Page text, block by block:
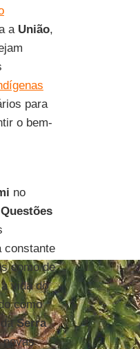
a União,
para
o bem-
no
Questões
constante
como de
vida do
como
daSerra
novas